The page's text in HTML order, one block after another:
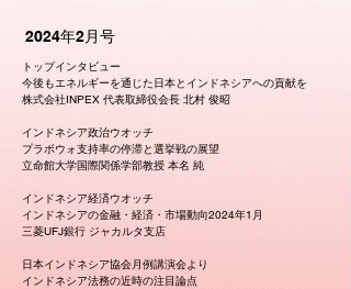
2024年2月号
トップインタビュー
今後もエネルギーを通じた日本とインドネシアへの貢献を
株式会社INPEX 代表取締役会長 北村 俊昭
インドネシア政治ウオッチ
プラボウォ支持率の停滞と選挙戦の展望
立命館大学国際関係学部教授 本名 純
インドネシア経済ウオッチ
インドネシアの金融・経済・市場動向2024年1月
三菱UFJ銀行 ジャカルタ支店
日本インドネシア協会月例講演会より
インドネシア法務の近時の注目論点